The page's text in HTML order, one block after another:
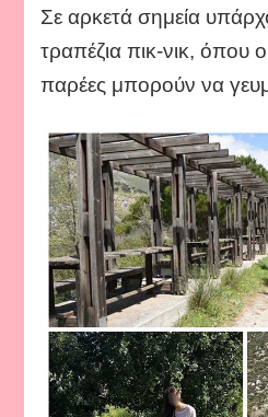
Σε αρκετά σημεία
τραπέζια πικ-νικ, όπου
παρέες μπορούν να